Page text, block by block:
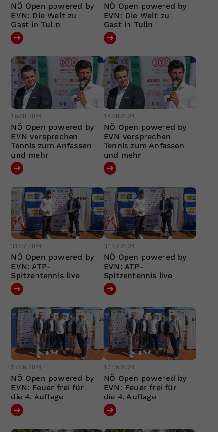
NÖ Open powered by
EVN: Die Welt zu
Gast in Tulln
NÖ Open powered by
EVN: Die Welt zu
Gast in Tulln
16.08.2024
NÖ Open powered by
EVN versprechen
Tennis zum Anfassen
und mehr
14.08.2024
NÖ Open powered by
EVN versprechen
Tennis zum Anfassen
und mehr
31.07.2024
NÖ Open powered by
EVN: ATP-
Spitzentennis live
31.07.2024
NÖ Open powered by
EVN: ATP-
Spitzentennis live
17.06.2024
NÖ Open powered by
EVN: Feuer frei für
die 4. Auflage
17.06.2024
NÖ Open powered by
EVN: Feuer frei für
die 4. Auflage